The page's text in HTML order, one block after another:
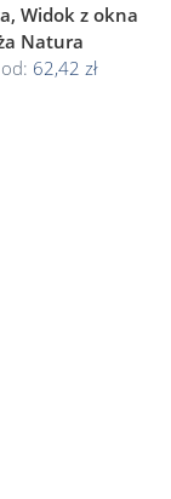
Widok z okna
Natura
62,42 zł